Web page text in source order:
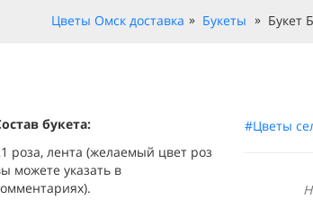
Цветы Омск доставка Букеты Букет
букета:
роза, лента (желаемый цвет роз
можете указать в
#Цветы